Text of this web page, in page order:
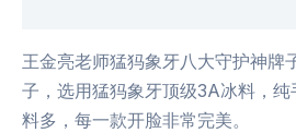
王金亮老师猛犸象牙八大守护神牌
子，选用猛犸象牙顶级3A冰料，
料多，每一款开脸非常完美。